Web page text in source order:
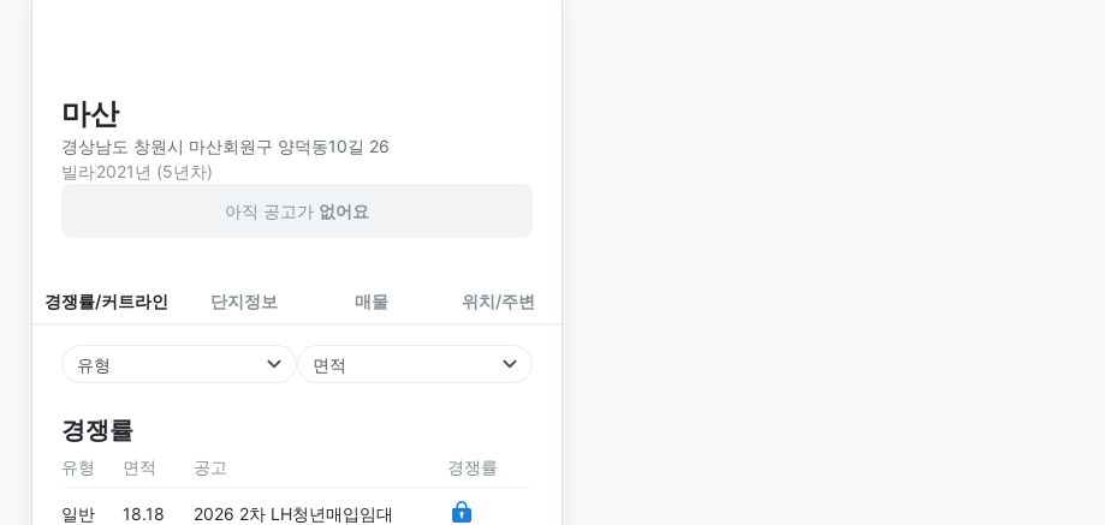
마산
경상남도 창원시 마산회원구 양덕동10길 26
빌라2021년 (5년차)
아직 공고가 없어요
경쟁률/커트라인 단지정보 매물 위치/주변
유형 면적
경쟁률
유형 면적 공고 경쟁률
일반 18.18 2026 2차 LH청년매입임대